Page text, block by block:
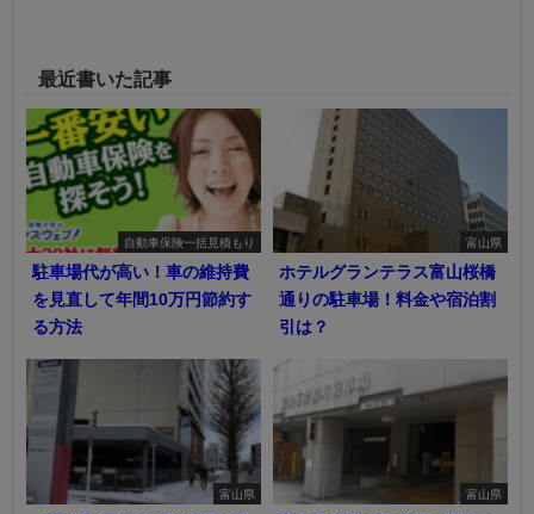
最近書いた記事
自動車保険一括見積もり
駐車場代が高い！車の維持費
を見直して年間10万円節約す
る方法
富山県
ホテルグランテラス富山桜橋
通りの駐車場！料金や宿泊割
引は？
富山県 富山県